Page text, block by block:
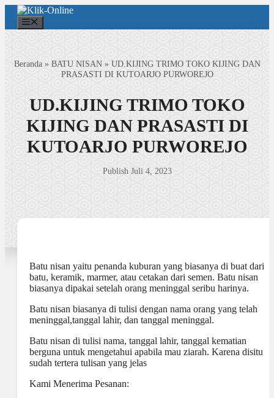
Langsung
isi
Beranda» BATU NISAN» UD.KIJING TRIMO TOKO KIJING DAN
PRASASTI DI KUTOARJO PURWOREJO
UD.KIJING TRIMO TOKO
KIJING DAN PRASASTI DI
KUTOARJO PURWOREJO
Publish Juli 4, 2023
Batu nisan yaitu penanda kuburan yang biasanya di buat dari
batu, keramik, marmer, atau cetakan dari semen. Batu nisan
biasanya dipakai setelah orang meninggal seribu harinya.
Batu nisan biasanya di tulisi dengan nama orang yang telah
meninggal,tanggal lahir, dan tanggal meninggal.
Batu nisan di tulisi nama, tanggal lahir, tanggal kematian
berguna untuk mengetahui apabila mau ziarah. Karena disitu
sudah tertera tulisan yang jelas
Kami Menerima Pesanan: